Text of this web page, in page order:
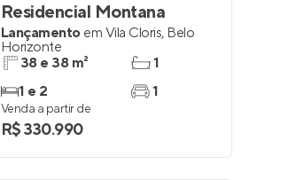
Residencial Montana
Lançamento em Vila Cloris, Belo
Horizonte
38 e 38 m²
1 e 2
1
1
Venda a partir de
R$ 330.990